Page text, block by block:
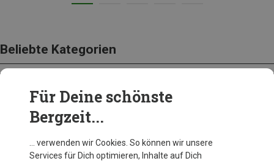
Beliebte Kategorien
AUSRÜSTUNG
Für Deine schönste
Bergzeit...
… verwenden wir Cookies. So können wir unsere
Services für Dich optimieren, Inhalte auf Dich